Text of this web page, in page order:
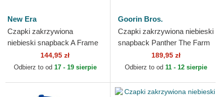
New Era
Czapki zakrzywiona
niebieski snapback A Frame
League Essential New York
Yankees MLB New Era
144,95 zł
Odbierz to od 17 - 19 sierpie
Goorin Bros.
Czapki zakrzywiona niebieski
snapback Panther The Farm
Goorin Bros.189,95 zł
Odbierz to od 11 - 12 sierpie